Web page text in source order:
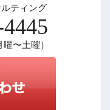
ティング
〜土曜）